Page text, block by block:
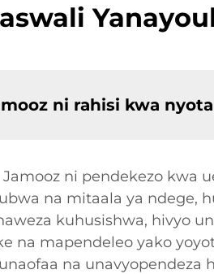
ni rahisi kwa
ni pendekezo kwa
na mitaala ya ndege,
kuhusishwa, hivyo
na mapendeleo yako
na unavyopendeza